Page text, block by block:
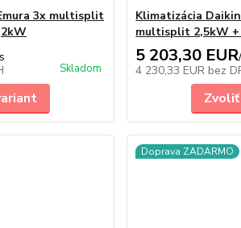
3x multisplit
Skladom
Klimatizácia
multisplit 2,5kW
5 203,30 EUR
4 230,33 EUR bez
Doprava ZADARMO